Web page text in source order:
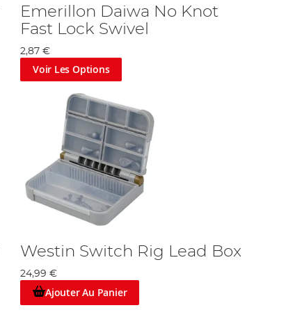
Emerillon Daiwa No Knot
Fast Lock Swivel
2,87 €
Voir Les Options
Westin Switch Rig Lead Box
24,99 €
Ajouter Au Panier